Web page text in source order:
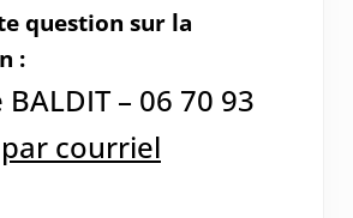
question sur la
:
– 06 70 93
par courriel